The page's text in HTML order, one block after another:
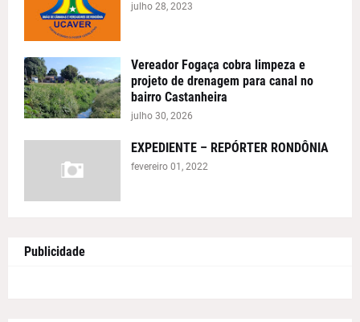
julho 28, 2023
Vereador Fogaça cobra limpeza e
projeto de drenagem para canal no
bairro Castanheira
julho 30, 2026
EXPEDIENTE – REPÓRTER RONDÔNIA
fevereiro 01, 2022
Publicidade